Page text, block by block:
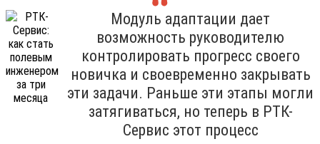
Модуль адаптации дает
возможность руководителю
контролировать прогресс своего
новичка и своевременно закрывать
эти задачи. Раньше эти этапы могли
затягиваться, но теперь в РТК-
Сервис этот процесс